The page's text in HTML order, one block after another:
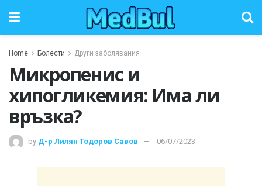
Home Болести Други заболявания
Микропенис и
хипогликемия: Има ли
връзка?
by Д-р Лилян Тодоров Савов 06/07/2023